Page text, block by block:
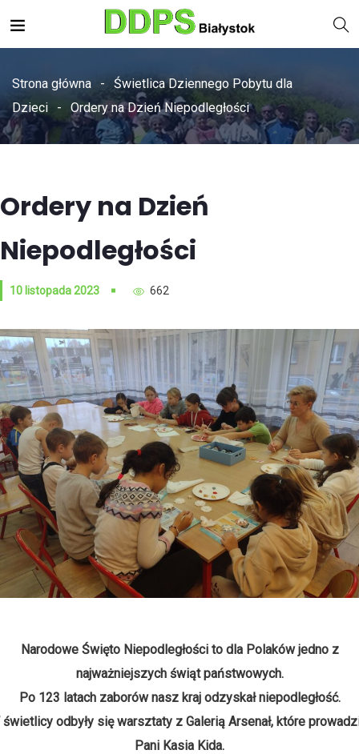
Strona główna
Świetlica Dziennego Pobytu dla
Dzieci
Ordery na Dzień Niepodległości
Ordery na Dzień
Niepodległości
10 listopada 2023 662
Narodowe Święto Niepodległości to dla Polaków jedno z
najważniejszych świąt państwowych.
Po 123 latach zaborów nasz kraj odzyskał niepodległość.
świetlicy odbyły się warsztaty z Galerią Arsenał, które
Pani Kasia Kida.